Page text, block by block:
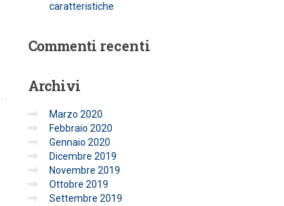
caratteristiche
Commenti recenti
Archivi
Marzo 2020
Febbraio 2020
Gennaio 2020
Dicembre 2019
Novembre 2019
Ottobre 2019
Settembre 2019